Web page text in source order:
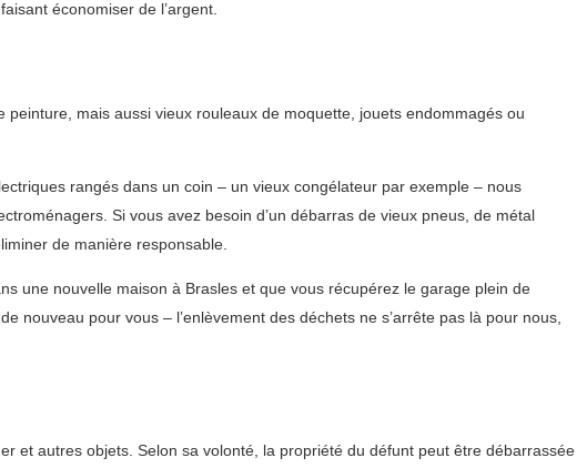
économiser de l’argent.
mais aussi vieux rouleaux de moquette, jouets endommagés ou
rangés dans un coin – un vieux congélateur par exemple – nous
Si vous avez besoin d’un débarras de vieux pneus, de métal
de manière responsable.
une nouvelle maison à Brasles et que vous récupérez le garage plein de
nouveau pour vous – l’enlèvement des déchets ne s’arrête pas là pour nous,
et autres objets. Selon sa volonté, la propriété du défunt peut être débarrassée